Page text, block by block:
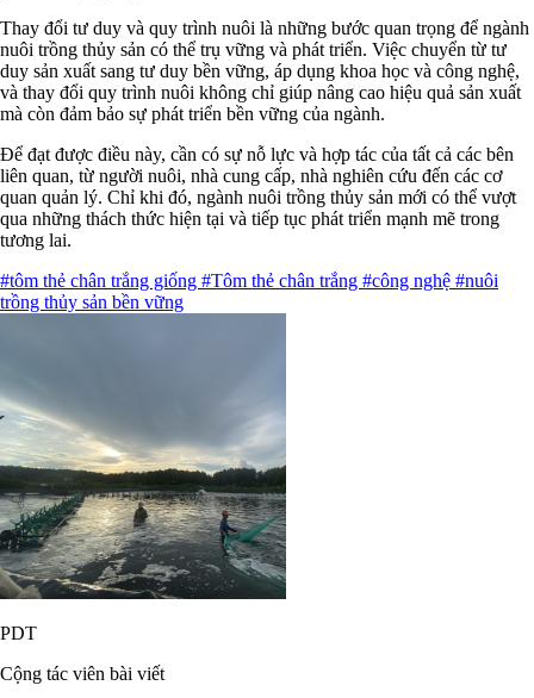
Thay đổi tư duy và quy trình nuôi là những bước quan trọng để ngành
nuôi trồng thủy sản có thể trụ vững và phát triển. Việc chuyển từ tư
duy sản xuất sang tư duy bền vững, áp dụng khoa học và công nghệ,
và thay đổi quy trình nuôi không chỉ giúp nâng cao hiệu quả sản xuất
mà còn đảm bảo sự phát triển bền vững của ngành.
Để đạt được điều này, cần có sự nỗ lực và hợp tác của tất cả các bên
liên quan, từ người nuôi, nhà cung cấp, nhà nghiên cứu đến các cơ
quan quản lý. Chỉ khi đó, ngành nuôi trồng thủy sản mới có thể vượt
qua những thách thức hiện tại và tiếp tục phát triển mạnh mẽ trong
tương lai.
#tôm thẻ chân trắng giống #Tôm thẻ chân trắng #công nghệ #nuôi
trồng thủy sản bền vững
PDT
Cộng tác viên bài viết